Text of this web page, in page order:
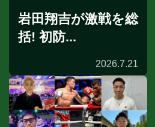
岩田翔吉が激戦を総
括! 初防...
2026.7.21